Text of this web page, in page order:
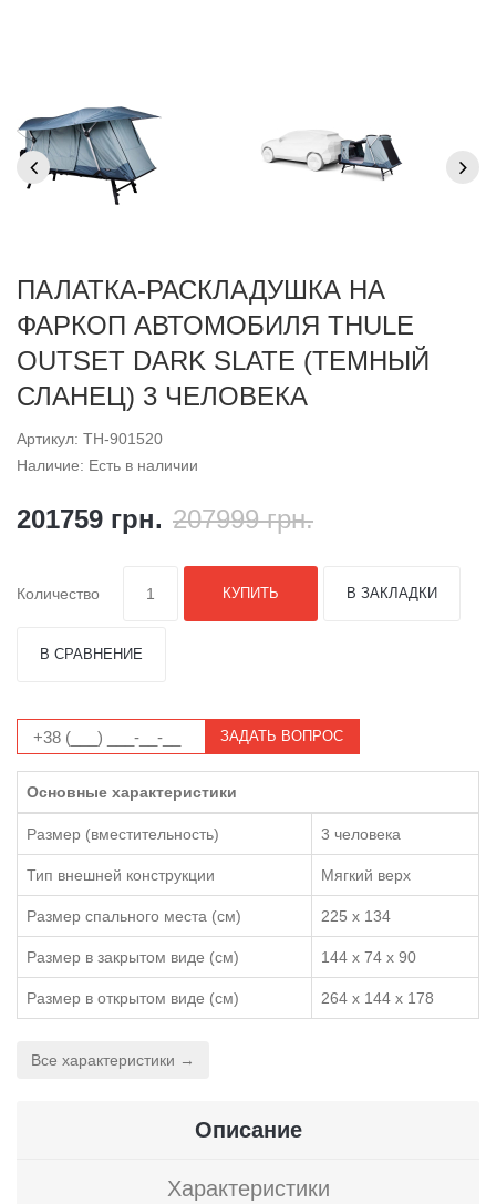
ПАЛАТКА-РАСКЛАДУШКА НА
ФАРКОП АВТОМОБИЛЯ THULE
OUTSET DARK SLATE (ТЕМНЫЙ
СЛАНЕЦ) 3 ЧЕЛОВЕКА
Артикул: TH-901520
Наличие: Есть в наличии
201759 грн. 207999 грн.
Количество КУПИТЬ В ЗАКЛАДКИ
В СРАВНЕНИЕ
ЗАДАТЬ ВОПРОС
Основные характеристики
Размер (вместительность) 3 человека
Тип внешней конструкции Мягкий верх
Размер спального места (см) 225 х 134
Размер в закрытом виде (см) 144 х 74 х 90
Размер в открытом виде (см) 264 х 144 х 178
Все характеристики →
Описание
Характеристики